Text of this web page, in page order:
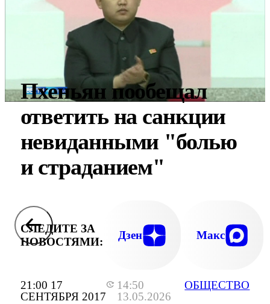
21:00 17
СЕНТЯБРЯ 2017
14:50
13.05.2026
ОБЩЕСТВО
Пхеньян пообещал
ответить на санкции
невиданными "болью
и страданием"
СЛЕДИТЕ ЗА
НОВОСТЯМИ:
Дзен Макс